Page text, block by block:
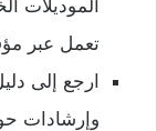
الموديلات
تعمل عبر
ارجع إلى
وإرشادات